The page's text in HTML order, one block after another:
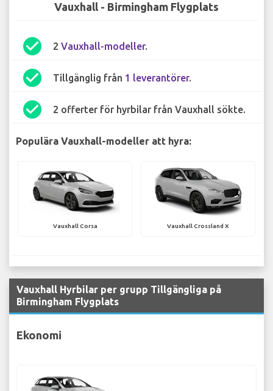
Vauxhall - Birmingham Flygplats
check_circle 2 Vauxhall-modeller.
check_circle Tillgänglig från 1 leverantörer.
check_circle 2 offerter för hyrbilar från Vauxhall sökte.
Populära Vauxhall-modeller att hyra:
Vauxhall Corsa Vauxhall Crossland X
Vauxhall Hyrbilar per grupp Tillgängliga på
Birmingham Flygplats
Ekonomi